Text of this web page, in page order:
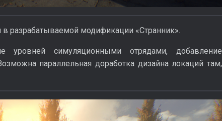
в разрабатываемой модификации «Странник».
уровней симуляционными отрядами, добавление
параллельная доработка дизайна локаций там,